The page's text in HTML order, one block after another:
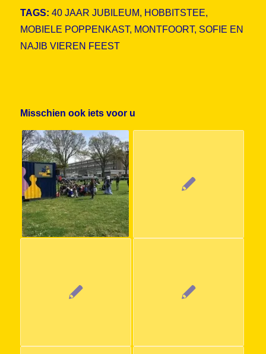
TAGS: 40 JAAR JUBILEUM, HOBBITSTEE,
MOBIELE POPPENKAST, MONTFOORT, SOFIE EN
NAJIB VIEREN FEEST
Misschien ook iets voor u